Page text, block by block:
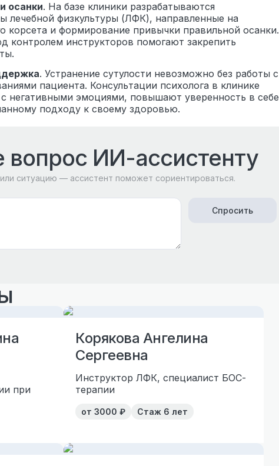
осанки. На базе клиники разрабатываются
лечебной физкультуры (ЛФК), направленные на
корсета и формирование привычки правильной осанки.
контролем инструкторов помогают закрепить
. Устранение сутулости невозможно без работы с
пациента. Консультации психолога в клинике
негативными эмоциями, повышают уверенность в себе
подходу к своему здоровью.
вопрос ИИ-ассистенту
ситуацию — ассистент поможет сориентироваться.
Спросить
при
Корякова Ангелина
Сергеевна
Инструктор ЛФК, специалист БОС-
терапии
от 3000 ₽ Стаж 6 лет